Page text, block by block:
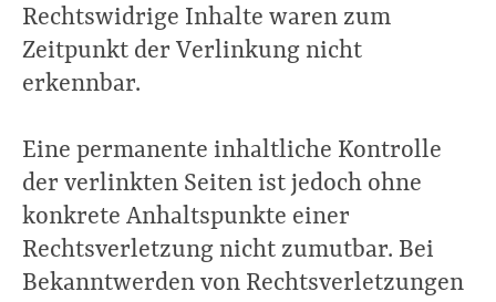
Rechtswidrige Inhalte waren zum
Zeitpunkt der Verlinkung nicht
erkennbar.
Eine permanente inhaltliche Kontrolle
der verlinkten Seiten ist jedoch ohne
konkrete Anhaltspunkte einer
Rechtsverletzung nicht zumutbar. Bei
Bekanntwerden von Rechtsverletzungen